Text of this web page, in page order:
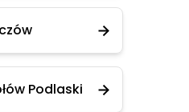
Podlaski